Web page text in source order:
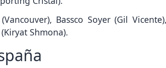
Bassco Soyer (Gil
Shmona).